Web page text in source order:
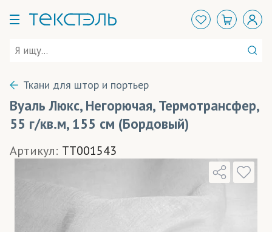
Ткани для штор и портьер
Вуаль Люкс, Негорючая, Термотрансфер,
55 г/кв.м, 155 см (Бордовый)
Артикул: TT001543